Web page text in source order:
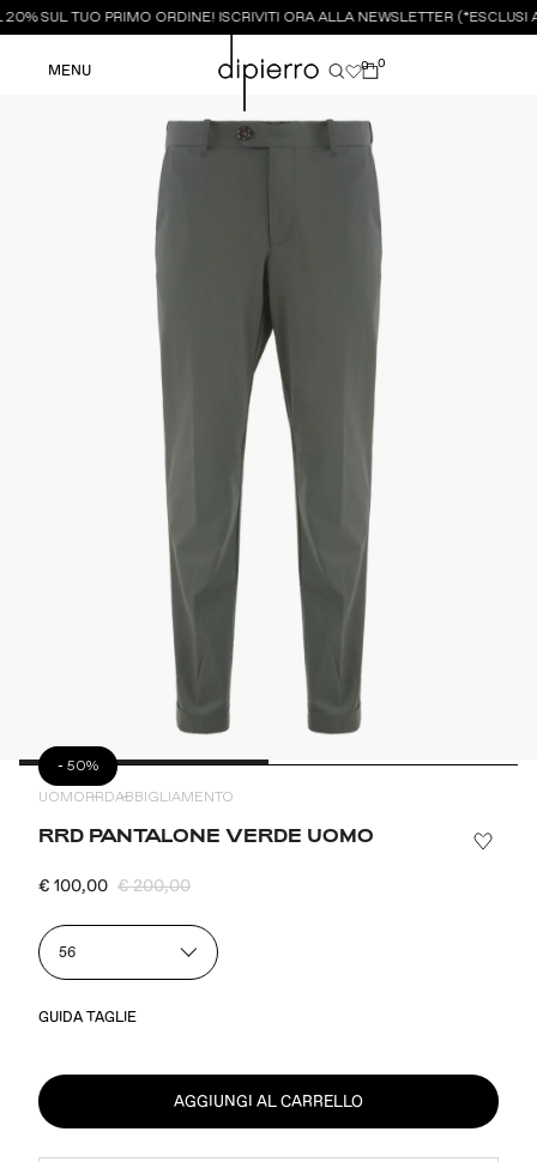
SUL TUO PRIMO ORDINE! ISCRIVITI ORA ALLA NEWSLETTER (*ESCLUSI
MENU 0 0
UOMO RRDABBIGLIAMENTO
- 50%
RRD PANTALONE VERDE UOMO
€ 100,00 € 200,00
56
GUIDA TAGLIE
AGGIUNGI AL CARRELLO